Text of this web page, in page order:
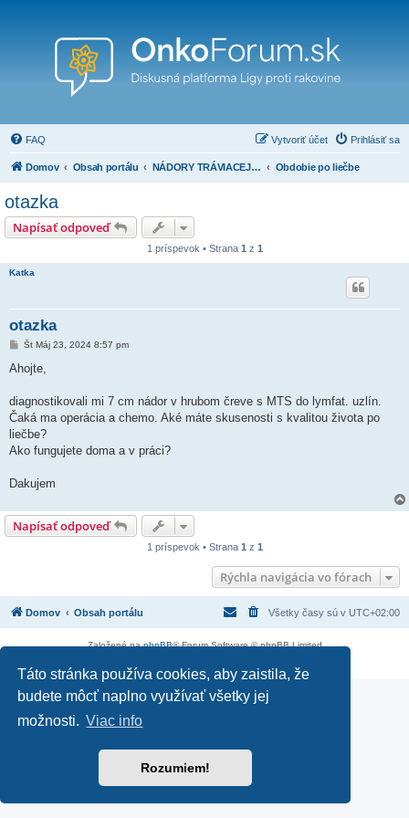
Táto stránka používa cookies, aby zaistila, že
budete môcť naplno využívať všetky jej
možnosti. Viac info
Rozumiem!
FAQ Prihlásiť sa
Vytvoriť účet
Domov Obsah portálu NÁDORY TRÁVIACEJ SÚSTAVY ( pažerák, žalúdok, pankreas, tenké črevo, hrubé črevo, konečník a iné) Obdobie po liečbe
otazka
Napísať odpoveď
1 príspevok • Strana 1 z 1
Katka
otazka
P
í
e
o
k
Št Máj 23, 2024 8:57 pm
Ahojte,
diagnostikovali mi 7 cm nádor v hrubom čreve s MTS do lymfat. uzlín.
Čaká ma operácia a chemo. Aké máte skusenosti s kvalitou života po
liečbe?
Ako fungujete doma a v práci?
Dakujem
Napísať odpoveď
1 príspevok • Strana 1 z 1
Rýchla navigácia vo fórach
Domov Obsah portálu Všetky časy sú v UTC+02:00
Založené naphpBB® Forum Software © phpBB Limited